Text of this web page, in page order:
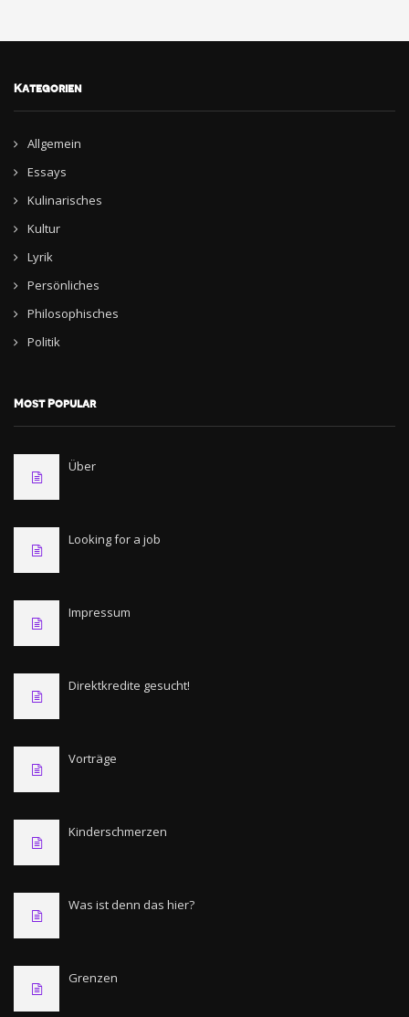
Kategorien
Allgemein
Essays
Kulinarisches
Kultur
Lyrik
Persönliches
Philosophisches
Politik
Most Popular
Über
Looking for a job
Impressum
Direktkredite gesucht!
Vorträge
Kinderschmerzen
Was ist denn das hier?
Grenzen